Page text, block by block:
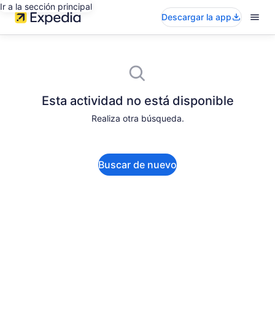
Ir a la sección principal
Descargar la app
Esta actividad no está disponible
Realiza otra búsqueda.
Buscar de nuevo